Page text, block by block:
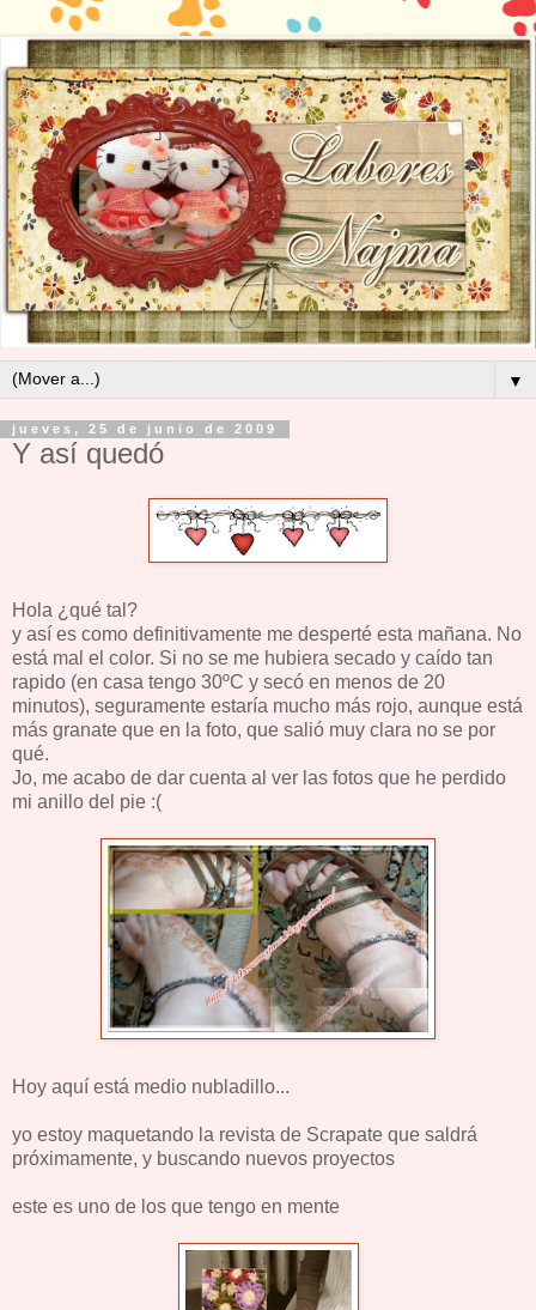
▼
jueves, 25 de junio de 2009
Y así quedó
Hola ¿qué tal?
y así es como definitivamente me desperté esta mañana. No
está mal el color. Si no se me hubiera secado y caído tan
rapido (en casa tengo 30ºC y secó en menos de 20
minutos), seguramente estaría mucho más rojo, aunque está
más granate que en la foto, que salió muy clara no se por
qué.
Jo, me acabo de dar cuenta al ver las fotos que he perdido
mi anillo del pie :(
Hoy aquí está medio nubladillo...
yo estoy maquetando la revista de Scrapate que saldrá
próximamente, y buscando nuevos proyectos
este es uno de los que tengo en mente